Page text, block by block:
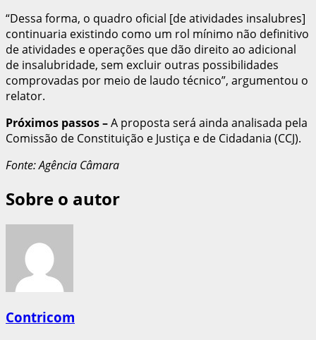
“Dessa forma, o quadro oficial [de atividades insalubres]
continuaria existindo como um rol mínimo não definitivo
de atividades e operações que dão direito ao adicional
de insalubridade, sem excluir outras possibilidades
comprovadas por meio de laudo técnico”, argumentou o
relator.
Próximos passos–A proposta será ainda analisada pela
Comissão de Constituição e Justiça e de Cidadania (CCJ).
Fonte: Agência Câmara
Sobre o autor
Contricom